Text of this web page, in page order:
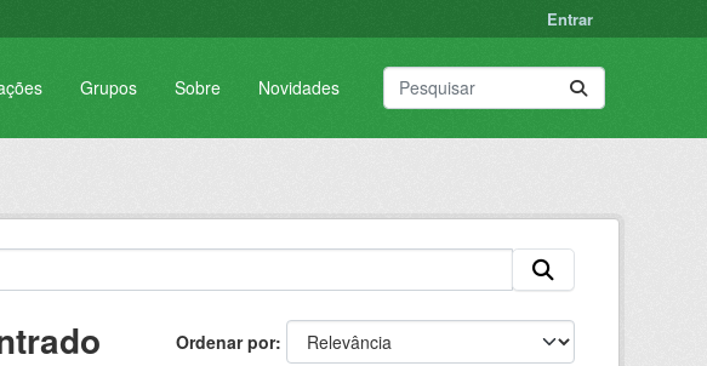
Entrar
Grupos Sobre Novidades
Ordenar por